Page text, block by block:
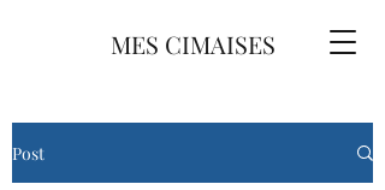
MES CIMAISES
Post